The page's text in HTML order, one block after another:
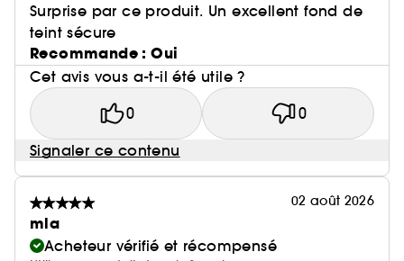
Surprise par ce produit. Un excellent fond de
teint sécure
Recommande : Oui
Cet avis vous a-t-il été utile ?
0 0
Signaler ce contenu
02 août 2026
mla
Acheteur vérifié et récompensé